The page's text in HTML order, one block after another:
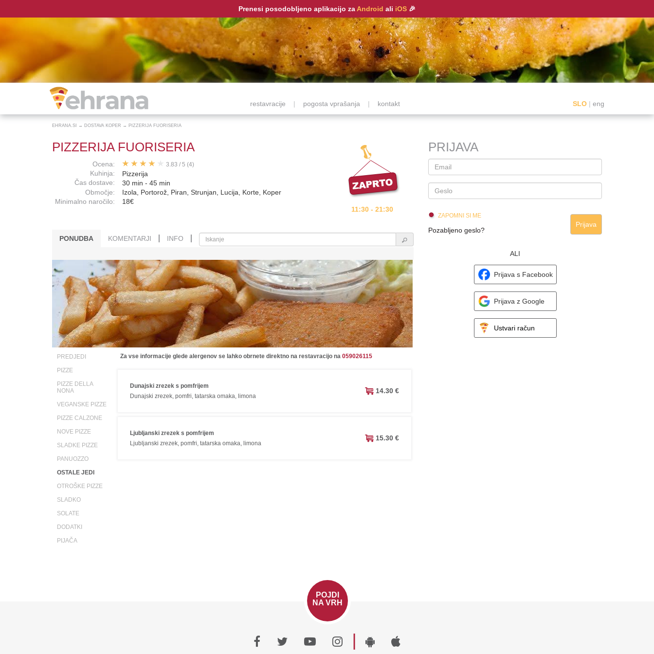
Prenesi posodobljeno aplikacijo za Android ali iOS 🎉
restavracije | pogosta vprašanja | kontakt SLO | eng
EHRANA.SI → DOSTAVA KOPER → PIZZERIJA FUORISERIA
11:30 - 21:30
PIZZERIJA FUORISERIA
Ocena:
Kuhinja:
Čas dostave:
3.83 /5 (4)
Pizzerija
30 min - 45 min
Območje:
Izola, Portorož, Piran, Strunjan, Lucija, Korte, Koper
Minimalno naročilo:
18€
PONUDBA KOMENTARJI INFO
PREDJEDI
PIZZE
PIZZE DELLA
NONA
VEGANSKE PIZZE
PIZZE CALZONE
NOVE PIZZE
SLADKE PIZZE
PANUOZZO
OSTALE JEDI
OTROŠKE PIZZE
SLADKO
SOLATE
DODATKI
PIJAČA
Za vse informacije glede alergenov se lahko obrnete direktno na restavracijo na 059026115
Dunajski zrezek s pomfrijem
Dunajski zrezek, pomfri, tatarska omaka, limona
14.30 €
Ljubljanski zrezek s pomfrijem
Ljubljanski zrezek, pomfri, tatarska omaka, limona
15.30 €
PRIJAVA
ZAPOMNI SI ME
Pozabljeno geslo?
Prijava
ALI
Prijava s Facebook
Prijava z Google
Ustvari račun
POJDI
NA VRH
|